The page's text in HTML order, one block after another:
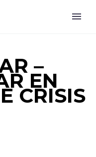
–
EN
CRISIS